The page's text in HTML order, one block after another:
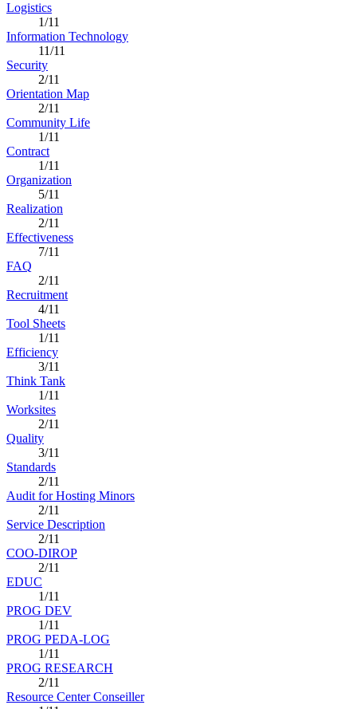
Logistics
1/11
Information Technology
11/11
Security
2/11
Orientation Map
2/11
Community Life
1/11
Contract
1/11
Organization
5/11
Realization
2/11
Effectiveness
7/11
FAQ
2/11
Recruitment
4/11
Tool Sheets
1/11
Efficiency
3/11
Think Tank
1/11
Worksites
2/11
Quality
3/11
Standards
2/11
Audit for Hosting Minors
2/11
Service Description
2/11
COO-DIROP
2/11
EDUC
1/11
PROG DEV
1/11
PROG PEDA-LOG
1/11
PROG RESEARCH
2/11
Resource Center Conseiller